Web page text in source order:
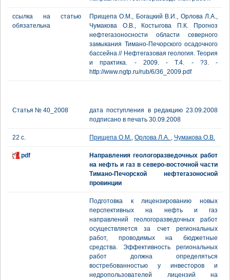
ссылка на статью
обязательна
Прищепа О.М., Богацкий В.И., Орлова Л.А.,
Чумакова О.В., Костыгова П.К. Прогноз
нефтегазоносности области северного
замыкания Тимано-Печорского осадочного
бассейна // Нефтегазовая геология. Теория
и практика. - 2009. - Т.4. - ?3. -
http://www.ngtp.ru/rub/6/36_2009.pdf
Статья № 40_2008
дата поступления в редакцию 23.09.2008
подписано в печать 30.09.2008
22 с. Прищепа О.М., Орлова Л.А. , Чумакова О.В.
pdf
Направления геологоразведочных работ
на нефть и газ в северо-восточной части
Тимано-Печорской нефтегазоносной
провинции
Подготовка к лицензированию новых
перспективных на нефть и газ
направлений геологоразведочных работ
осуществляется за счет региональных
работ, проводимых на бюджетные
средства. Эффективность региональных
работ должна определяться
востребованностью у инвесторов и
недропользователей лицензий на